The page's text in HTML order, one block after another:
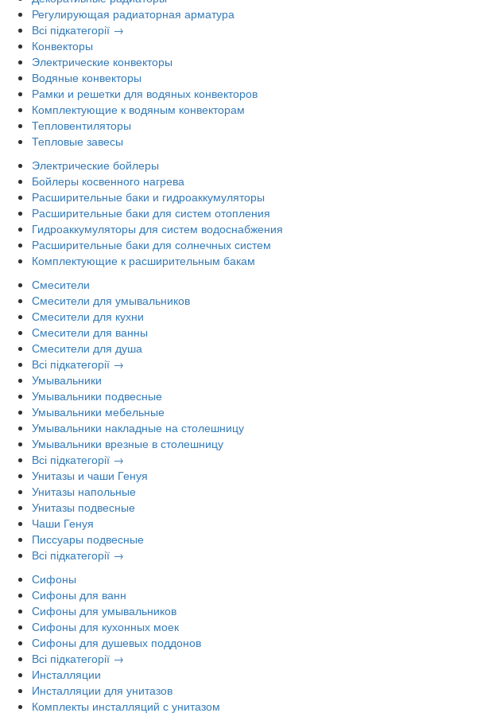
Регулирующая радиаторная арматура
Всі підкатегорії →
Конвекторы
Электрические конвекторы
Водяные конвекторы
Рамки и решетки для водяных конвекторов
Комплектующие к водяным конвекторам
Тепловентиляторы
Тепловые завесы
Электрические бойлеры
Бойлеры косвенного нагрева
Расширительные баки и гидроаккумуляторы
Расширительные баки для систем отопления
Гидроаккумуляторы для систем водоснабжения
Расширительные баки для солнечных систем
Комплектующие к расширительным бакам
Смесители
Смесители для умывальников
Смесители для кухни
Смесители для ванны
Смесители для душа
Всі підкатегорії →
Умывальники
Умывальники подвесные
Умывальники мебельные
Умывальники накладные на столешницу
Умывальники врезные в столешницу
Всі підкатегорії →
Унитазы и чаши Генуя
Унитазы напольные
Унитазы подвесные
Чаши Генуя
Писсуары подвесные
Всі підкатегорії →
Сифоны
Сифоны для ванн
Сифоны для умывальников
Сифоны для кухонных моек
Сифоны для душевых поддонов
Всі підкатегорії →
Инсталляции
Инсталляции для унитазов
Комплекты инсталляций с унитазом